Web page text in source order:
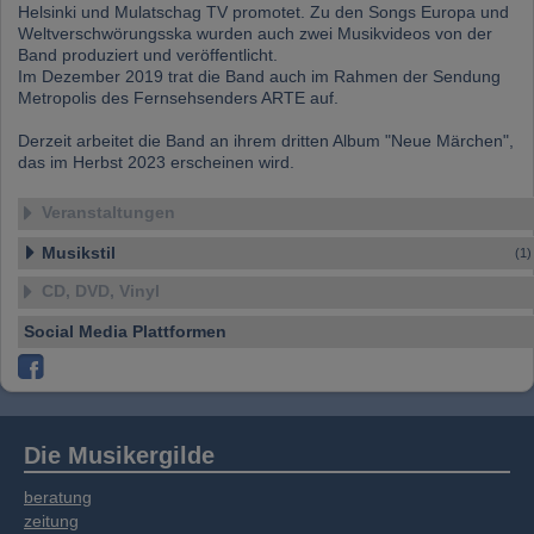
Daten zusammen, die Sie bereitgestellt haben
oder die sie im Rahmen Ihrer Nutzung der
Dienste gesammelt haben.
Helsinki und Mulatschag TV promotet. Zu den Songs Europa und
Weltverschwörungsska wurden auch zwei Musikvideos von der
Band produziert und veröffentlicht.
Im Dezember 2019 trat die Band auch im Rahmen der Sendung
Metropolis des Fernsehsenders ARTE auf.
Derzeit arbeitet die Band an ihrem dritten Album "Neue Märchen",
das im Herbst 2023 erscheinen wird.
Veranstaltungen
Musikstil (1)
CD, DVD, Vinyl
Social Media Plattformen
Die Musikergilde
beratung
zeitung